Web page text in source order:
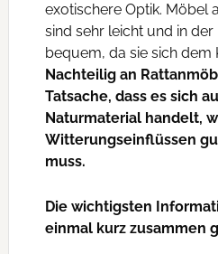
exotischere Optik. Möbel
sind sehr leicht und in
bequem, da sie sich dem
Nachteilig an
Tatsache, dass es sich
Naturmaterial handelt,
Witterungseinflüssen
muss.
Die wichtigsten
einmal kurz zusammen